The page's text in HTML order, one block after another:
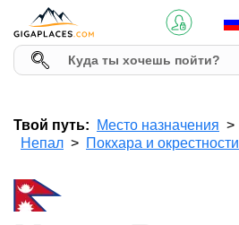
Твой путь: Место назначения
Непал
Покхара и окрестности